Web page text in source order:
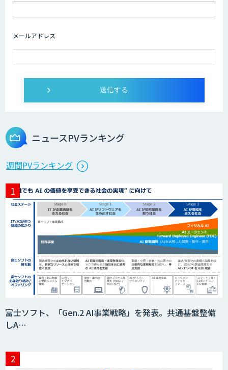
メールアドレス
ニュースPVランキング
週間PVランキング
富士ソフト、「Gen.2 AI事業戦略」を発表。共通基盤整備
しA…